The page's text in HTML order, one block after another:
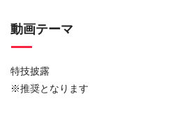
動画テーマ
特技披露
※推奨となります